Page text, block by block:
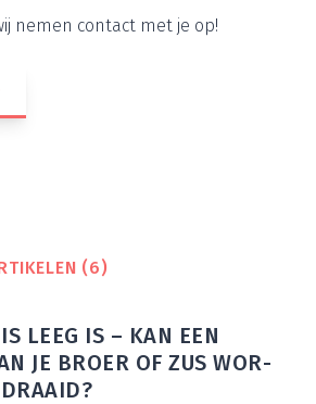
nemen con­tact met je op!
(6)
LEEG IS – KAN EEN
JE BROER OF ZUS WOR­